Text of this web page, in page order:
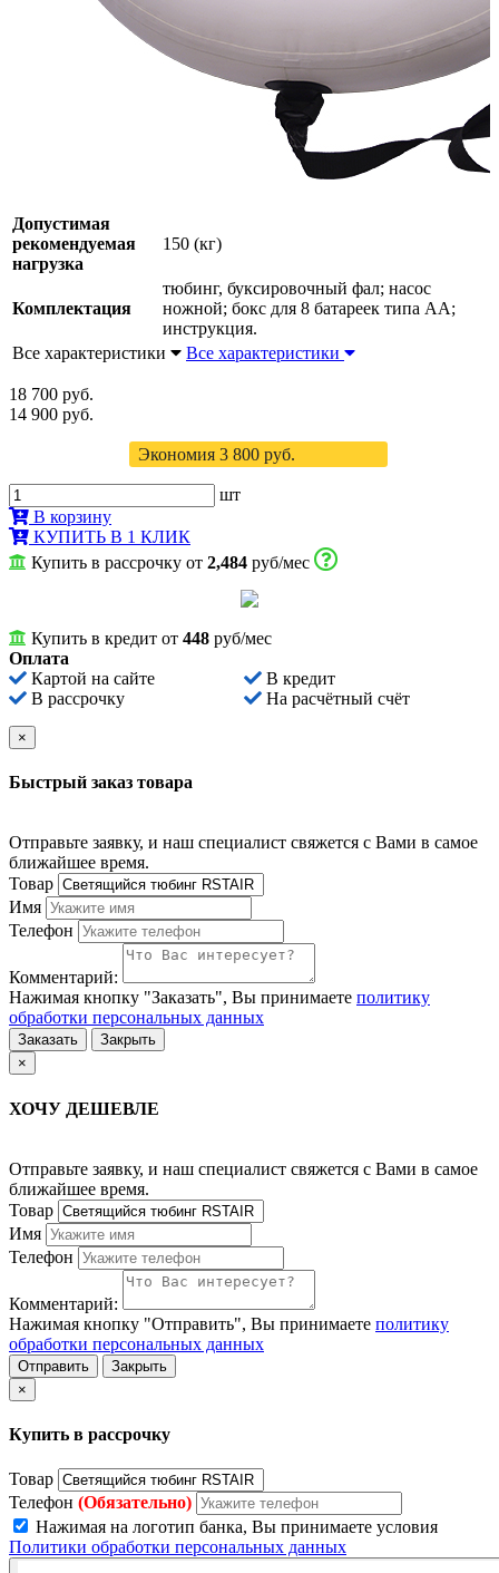
Допустимая
рекомендуемая
нагрузка
150 (кг)
Комплектация
тюбинг, буксировочный фал; насос
ножной; бокс для 8 батареек типа AA;
инструкция.
Все характеристики
Все характеристики
18 700 руб.
14 900 руб.
Экономия 3 800 руб.
шт
В корзину
КУПИТЬ В 1 КЛИК
Купить в рассрочку от 2,484 руб/мес
Купить в кредит от 448 руб/мес
Оплата
Картой на сайте
В рассрочку
В кредит
На расчётный счёт
×
Быстрый заказ товара
Отправьте заявку, и наш специалист свяжется с Вами в самое
ближайшее время.
Товар
Имя
Телефон
Комментарий:
Нажимая кнопку "Заказать", Вы принимаете политику
обработки персональных данных
Заказать
Закрыть
×
ХОЧУ ДЕШЕВЛЕ
Отправьте заявку, и наш специалист свяжется с Вами в самое
ближайшее время.
Товар
Имя
Телефон
Комментарий:
Нажимая кнопку "Отправить", Вы принимаете политику
обработки персональных данных
Отправить
Закрыть
×
Купить в рассрочку
Товар
Телефон (Обязательно)
Нажимая на логотип банка, Вы принимаете условия
Политики обработки персональных данных